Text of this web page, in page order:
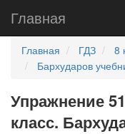
Главная
Главная ГДЗ 8
Бархударов
Упражнение
класс.